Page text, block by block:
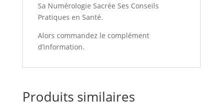
Sa Numérologie Sacrée Ses Conseils
Pratiques en Santé.
Alors commandez le complément
d’information.
Produits similaires